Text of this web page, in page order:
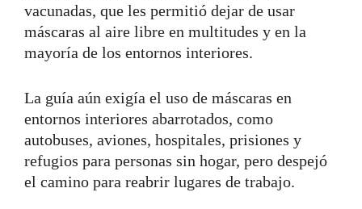
vacunadas, que les permitió dejar de usar
máscaras al aire libre en multitudes y en la
mayoría de los entornos interiores.
La guía aún exigía el uso de máscaras en
entornos interiores abarrotados, como
autobuses, aviones, hospitales, prisiones y
refugios para personas sin hogar, pero despejó
el camino para reabrir lugares de trabajo.